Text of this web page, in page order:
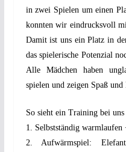
in zwei Spielen um einen
konnten wir eindrucksvoll
Damit ist uns ein Platz in
das spielerische Potenzial
Alle Mädchen haben
spielen und zeigen Spaß und
So sieht ein Training bei uns
1. Selbstständig
2. Aufwärmspiel: